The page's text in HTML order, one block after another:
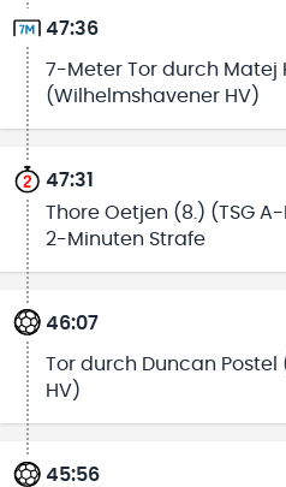
47:36
7-Meter Tor durch Matej
(Wilhelmshavener HV)
47:31
Thore Oetjen (8.) (TSG
2-Minuten Strafe
46:07
Tor durch Duncan
HV)
45:56